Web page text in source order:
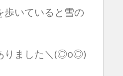
歩いていると雪の
りました＼(◎o◎)